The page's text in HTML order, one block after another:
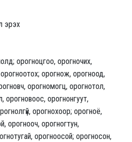
эрэх
орогноцгоо, орогночих,
орогнож, орогноод,
орогномогц, орогнотол,
орогновоос, орогнонгуут,
орогнохоор; орогноё,
орогнооч, орогногтун,
орогноосой; орогносон,